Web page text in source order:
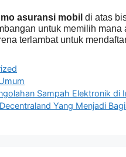
asuransi mobil di atas
untuk memilih
terlambat untuk
Sampah Elektronik di
Yang Menjadi